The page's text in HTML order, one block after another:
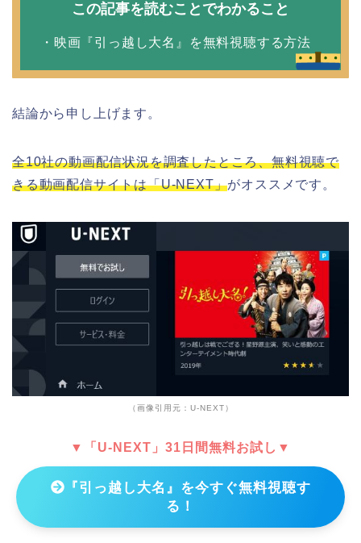
この記事を読むことでわかること
・映画『引っ越し大名』を無料視聴する方法
結論から申し上げます。
全10社の動画配信状況を調査したところ、無料視聴で
きる動画配信サイトは「U-NEXT」がオススメです。
（画像引用元：U-NEXT）
▼「U-NEXT」31日間無料お試し▼
『引っ越し大名』を今すぐ無料視聴す
る！